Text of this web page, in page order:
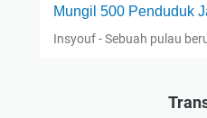
Mungil 500 Penduduk
Insyouf - Sebuah pulau